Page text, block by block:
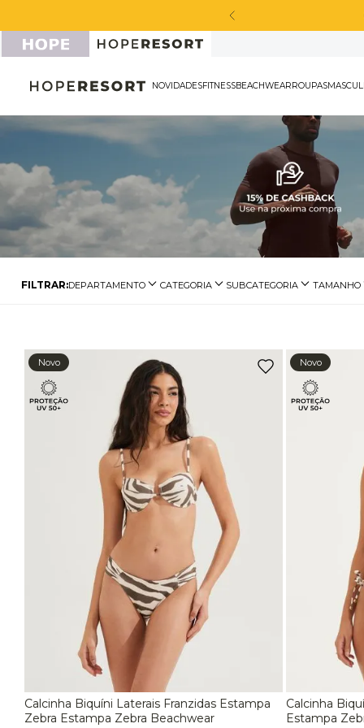
DEPARTAMENTO CATEGORIA SUBCATEGORIA
Biquíni Hot Pants
Biquini Fio Dental
Biquíni Reto
TAMANHO
Novo
P M G
Calcinha Biquíni Laterais Franzidas Estampa
Zebra Estampa Zebra Beachwear
Novo
P
Calcinha
Estampa